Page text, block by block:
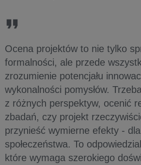
Ocena projektów to nie tylko
formalności, ale przede
zrozumienie potencjału
wykonalności pomysłów.
z różnych perspektyw, ocenić
zbadań, czy projekt
przynieść wymierne efekty -
społeczeństwa. To
które wymaga szerokiego